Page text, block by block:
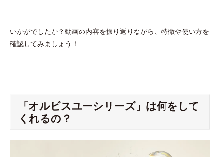
いかがでしたか？動画の内容を振り返りながら、特徴や使い方を
確認してみましょう！
「オルビスユーシリーズ」は何をして
くれるの？